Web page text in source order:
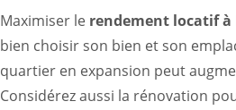
Maximiser le rendement locatif
bien choisir son bien et son
quartier en expansion peut
Considérez aussi la rénovation